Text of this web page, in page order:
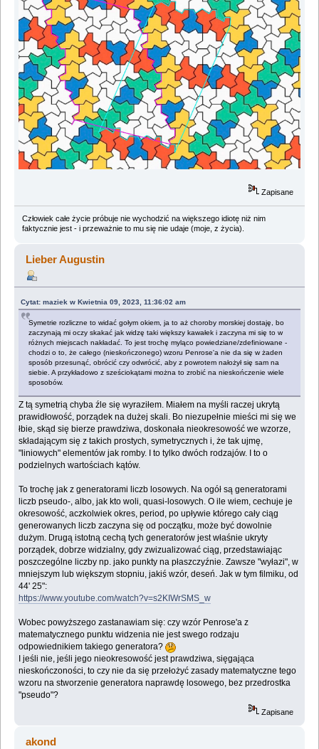
Zapisane
Człowiek całe życie próbuje nie wychodzić na większego idiotę niż nim
faktycznie jest - i przeważnie to mu się nie udaje (moje, z życia).
Lieber Augustin
Cytat: maziek w Kwietnia 09, 2023, 11:36:02 am
Symetrie rozliczne to widać gołym okiem, ja to aż choroby morskiej dostaję, bo
zaczynają mi oczy skakać jak widzę taki większy kawałek i zaczyna mi się to w
różnych miejscach nakładać. To jest trochę myląco powiedziane/zdefiniowane -
chodzi o to, że całego (nieskończonego) wzoru Penrose'a nie da się w żaden
sposób przesunąć, obrócić czy odwrócić, aby z powrotem nałożył się sam na
siebie. A przykładowo z sześciokątami można to zrobić na nieskończenie wiele
sposobów.
Z tą symetrią chyba źle się wyraziłem. Miałem na myśli raczej ukrytą
prawidłowość, porządek na dużej skali. Bo niezupełnie mieści mi się we
łbie, skąd się bierze prawdziwa, doskonała nieokresowość we wzorze,
składającym się z takich prostych, symetrycznych i, że tak ujmę,
"liniowych" elementów jak romby. I to tylko dwóch rodzajów. I to o
podzielnych wartościach kątów.
To trochę jak z generatorami liczb losowych. Na ogół są generatorami
liczb pseudo-, albo, jak kto woli, quasi-losowych. O ile wiem, cechuje je
okresowość, aczkolwiek okres, period, po upływie którego cały ciąg
generowanych liczb zaczyna się od początku, może być dowolnie
dużym. Drugą istotną cechą tych generatorów jest właśnie ukryty
porządek, dobrze widzialny, gdy zwizualizować ciąg, przedstawiając
poszczególne liczby np. jako punkty na płaszczyźnie. Zawsze "wyłazi", w
mniejszym lub większym stopniu, jakiś wzór, deseń. Jak w tym filmiku, od
44' 25":
https://www.youtube.com/watch?v=s2KIWrSMS_w
Wobec powyższego zastanawiam się: czy wzór Penrose'a z
matematycznego punktu widzenia nie jest swego rodzaju
odpowiednikiem takiego generatora?
I jeśli nie, jeśli jego nieokresowość jest prawdziwa, sięgająca
nieskończoności, to czy nie da się przełożyć zasady matematyczne tego
wzoru na stworzenie generatora naprawdę losowego, bez przedrostka
"pseudo"?
Zapisane
akond